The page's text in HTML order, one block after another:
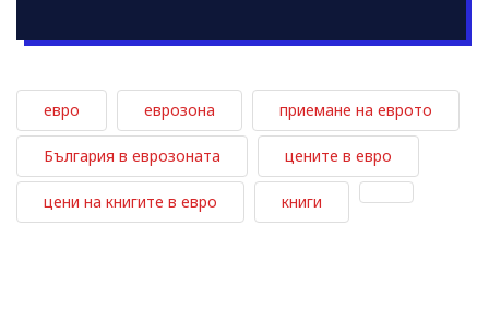
евро еврозона приемане на еврото
България в еврозоната цените в евро
цени на книгите в евро книги